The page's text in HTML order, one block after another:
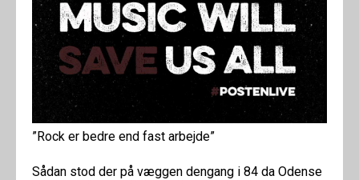
Om
Om
Kontakt
Om fonden
Om
SHOP
”Rock er bedre end fast arbejde”
Sådan stod der på væggen dengang i 84 da Odense